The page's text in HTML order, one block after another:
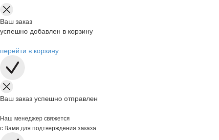
Ваш заказ
успешно добавлен в корзину
перейти в корзину
Ваш заказ успешно отправлен
Наш менеджер свяжется
с Вами для подтверждения заказа